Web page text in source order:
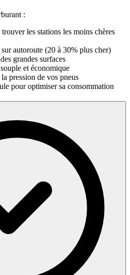
:
les stations les moins chères
autoroute (20 à 30% plus cher)
grandes surfaces
et économique
pression de vos pneus
pour optimiser sa consommation